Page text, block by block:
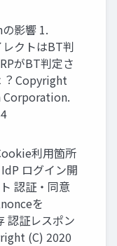
影響 1.
クトはBT判
がBT判定さ
Copyright
Corporation.
利⽤箇所
ログイン開
認証・同意
を
認証レスポン
(C) 2020